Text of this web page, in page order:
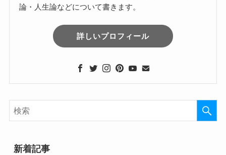
論・人生論などについて書きます。
詳しいプロフィール
新着記事